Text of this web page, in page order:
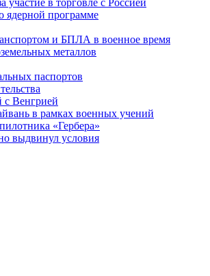
ядерной программе
и БПЛА в военное время
металлов
паспортов
с Венгрией
в рамках военных учений
«Гербера»
выдвинул условия